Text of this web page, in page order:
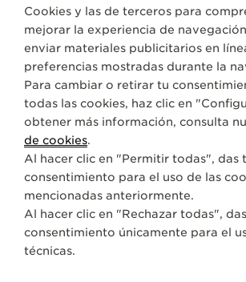
IR A LA PÁGINA DE
IR A LA PÁGINA DE
IR A LAIR A LAIR
SUSCRIBIRSE A LA
ACERCA DE NOSOTROS
SERVICIOS
CONTACTO
Cookies y las de terceros para
mejorar la experiencia de
enviar materiales publicitarios en
preferencias mostradas durante la
Para cambiar o retirar tu
todas las cookies, haz clic en
obtener más información, consulta
de cookies.
Al hacer clic en "Permitir todas", das
consentimiento para el uso de las
mencionadas anteriormente.
Al hacer clic en "Rechazar todas",
consentimiento únicamente para el
técnicas.